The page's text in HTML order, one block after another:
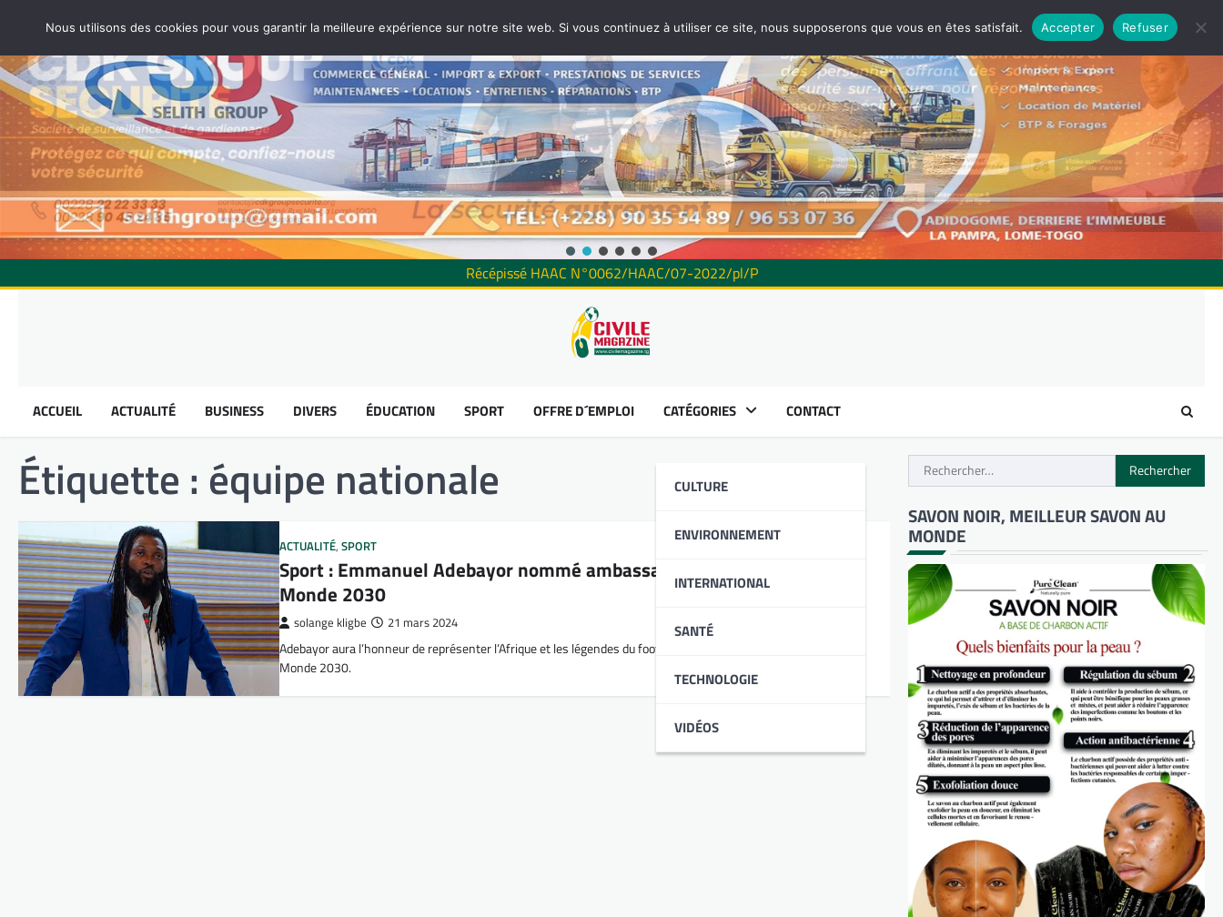
Récépissé HAAC N°0062/HAAC/07-2022/pl/P
ACCUEIL ACTUALITÉ BUSINESS DIVERS ÉDUCATION SPORT OFFRE D´EMPLOI CATÉGORIES
CULTURE
ENVIRONNEMENT
INTERNATIONAL
SANTÉ
TECHNOLOGIE
VIDÉOS
CONTACT
Étiquette : équipe nationale
ACTUALITÉ,SPORT
Sport : Emmanuel Adebayor nommé ambassadeur de la Coupe du
Monde 2030
solange kligbe 21 mars 2024
Adebayor aura l’honneur de représenter l’Afrique et les légendes du football africain lors de la Coupe du
Monde 2030.
Rechercher :
SAVON NOIR, MEILLEUR SAVON AU
MONDE
Nous utilisons des cookies pour vous garantir la meilleure expérience sur notre site web. Si vous continuez à utiliser ce site, nous supposerons que vous en êtes satisfait. Accepter Refuser